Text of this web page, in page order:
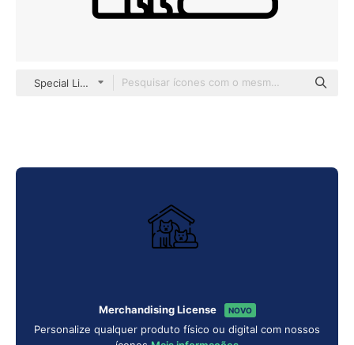
Special Lineal
Merchandising License NOVO
Personalize qualquer produto físico ou digital com nossos